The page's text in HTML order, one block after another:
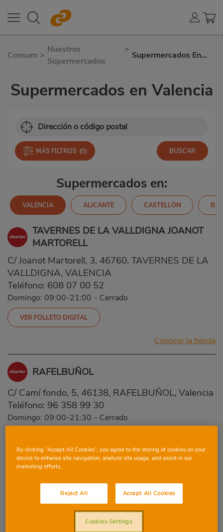
Consum >
Nuestros
Supermercados
>
Supermercados En
Supermercados en Valencia
MÁS FILTROS (0)
Supermercados en:
VALENCIA ALICANTE CASTELLÓN
TAVERNES DE LA VALLDIGNA JOANOT
MARTORELL
C/ Joanot Martorell, 3, 46760, TAVERNES DE LA
VALLDIGNA, VALENCIA
Teléfono: 608 07 00 52
Domingo: 09:00-21:00 - Cerrado
VER FOLLETO DIGITAL
Conocer la tienda
RAFELBUÑOL
C/ Camí fondo, 5, 46138, RAFELBUÑOL, Valencia
Teléfono: 96 358 99 30
Domingo: 09:00-21:30 - Cerrado
Conocer la tienda
VALENCIA ISSAC PERAL
c/ Issac Peral, 22, 46024, València, Valencia
960828242
By clicking “Accept All Cookies”, you agree to the storing of cookies on your
device to enhance site navigation, analyze site usage, and assist in our
marketing efforts.
Reject All Accept All Cookies
Cookies Settings